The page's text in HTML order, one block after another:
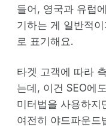
들어, 영국과 유럽
기하는 게 일반적
로 표기해요.
타겟 고객에 따라
는데, 이건 SEO에
미터법을 사용하지
여전히 야드파운드